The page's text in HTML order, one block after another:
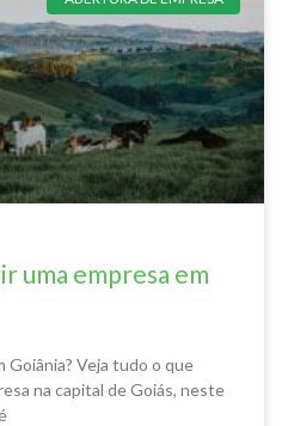
uma empresa em
Goiânia? Veja tudo o que
na capital de Goiás, neste